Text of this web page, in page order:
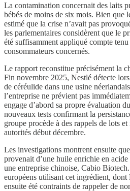
La contamination concernait des laits
bébés de moins de six mois. Bien que
estimé que la crise n’avait pas
les parlementaires considèrent que le
été suffisamment appliqué compte
consommateurs concernés.
Le rapport reconstitue précisément la
Fin novembre 2025, Nestlé détecte
de céréulide dans une usine
l’entreprise ne prévient pas
engage d’abord sa propre évaluation
nouveaux tests confirmant la
groupe procède à des rappels de lots
autorités début décembre.
Les investigations montrent ensuite
provenait d’une huile enrichie en
une entreprise chinoise, Cabio
européens utilisant cet ingrédient,
ensuite été contraints de rappeler de